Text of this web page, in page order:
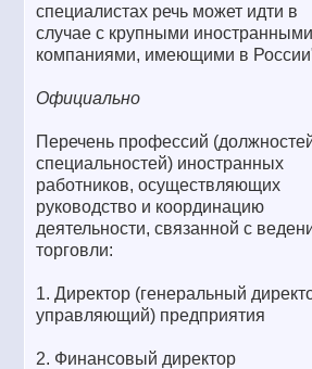
специалистах речь может идти в
случае с крупными иностранными
компаниями, имеющими в
Официально
Перечень профессий
специальностей) иностранных
работников, осуществляющих
руководство и координацию
деятельности, связанной с
торговли:
1. Директор (генеральный
управляющий) предприятия
2. Финансовый директор